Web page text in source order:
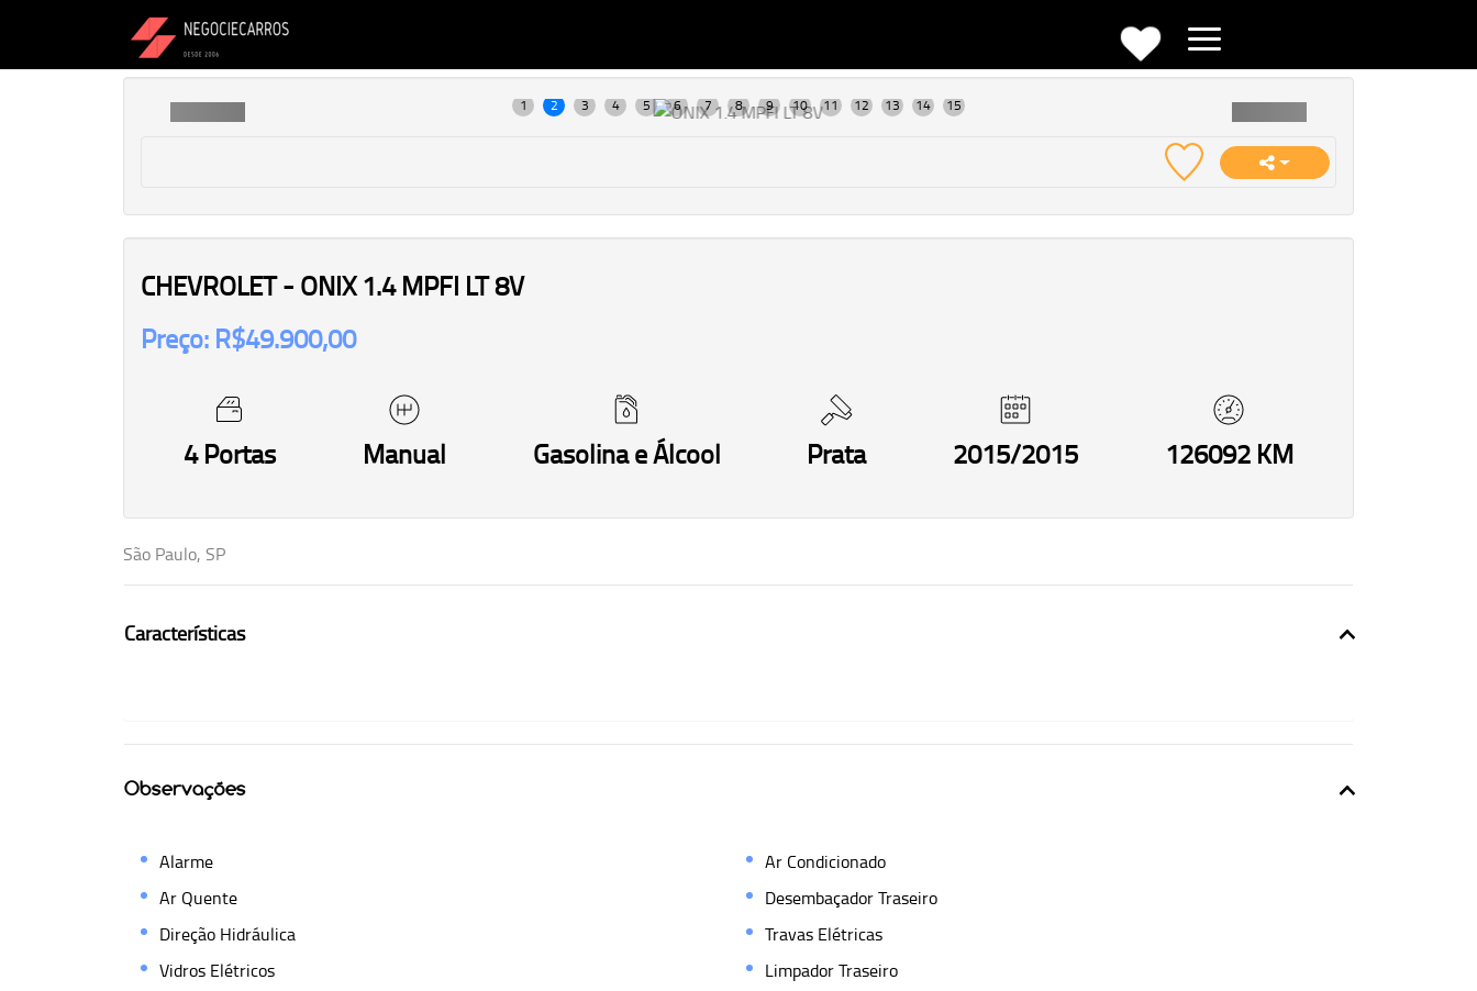
CHEVROLET - ONIX 1.4 MPFI LT 8V
Preço: R$49.900,00
4 Portas Manual Gasolina e Álcool Prata 2015/2015 126092 KM
São Paulo, SP
Características
Observações
Alarme
Ar Condicionado
Ar Quente
Desembaçador Traseiro
Direção Hidráulica
Travas Elétricas
Vidros Elétricos
Limpador Traseiro